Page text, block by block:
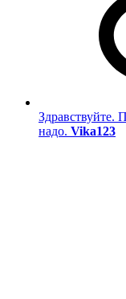
Здравствуйте.
надо. Vika123